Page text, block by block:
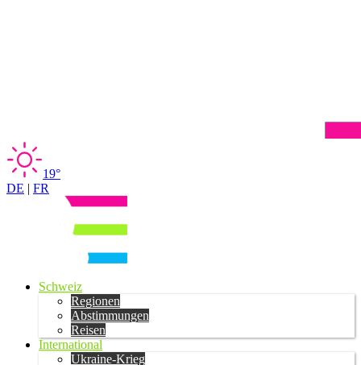
19°
DE | FR
Schweiz
Regionen
Abstimmungen
Reisen
International
Ukraine-Krieg